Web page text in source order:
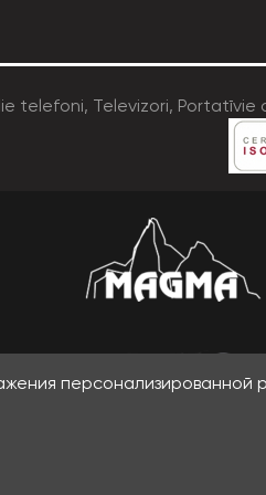
персонализированной